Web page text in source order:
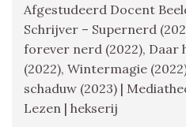
Afgestudeerd Docent
Schrijver – Supernerd
forever nerd (2022), Daar
(2022), Wintermagie
schaduw (2023) |
Lezen | hekserij